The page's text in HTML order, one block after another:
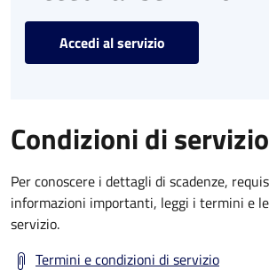
Accedi al servizio
Condizioni di servizio
Per conoscere i dettagli di scadenze,
informazioni importanti, leggi i termini e
servizio.
Termini e condizioni di servizio